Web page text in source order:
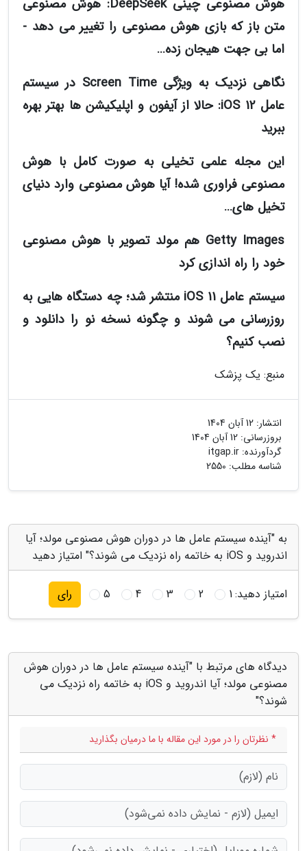
هوش مصنوعی چینی DeepSeek: هوش مصنوعی
متن باز که بازی هوش مصنوعی را تغییر می دهد -
اما بی جهت هیجان زده…
نگاهی نزدیک به ویژگی Screen Time در سیستم
عامل iOS 12: حالا از آیفون و اپلیکیشن ها بهتر بهره
ببرید
این مجله علمی تخیلی به صورت کامل با هوش
مصنوعی فراوری شده! آیا هوش مصنوعی وارد دنیای
تخیل های…
Getty Images هم مولد تصویر با هوش مصنوعی
خود را راه اندازی کرد
سیستم عامل iOS 11 منتشر شد؛ چه دستگاه هایی به
روزرسانی می شوند و چگونه نسخه نو را دانلود و
نصب کنیم؟
منبع: یک پزشک
انتشار: 12 آبان 1404
بروزرسانی: 12 آبان 1404
گردآورنده: itgap.ir
شناسه مطلب: 2550
به "آینده سیستم عامل ها در دوران هوش مصنوعی مولد؛ آیا
اندروید و iOS به خاتمه راه نزدیک می شوند؟" امتیاز دهید
امتیاز دهید:1
2
3
4
5 رای
دیدگاه های مرتبط با "آینده سیستم عامل ها در دوران هوش
مصنوعی مولد؛ آیا اندروید و iOS به خاتمه راه نزدیک می
شوند؟"
* نظرتان را در مورد این مقاله با ما درمیان بگذارید